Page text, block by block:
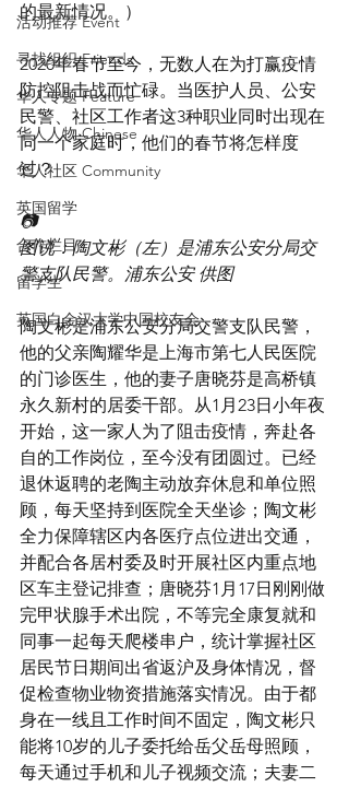
活动推荐 Event
寻找组织 Friends
华人专题 Feature
华人人物 Chinese
华人社区 Community
英国留学
合作栏目
留学生
英国白金汉大学中国校友会
的最新情况。）
2020年春节至今，无数人在为打赢疫情
防控阻击战而忙碌。当医护人员、公安
民警、社区工作者这3种职业同时出现在
同一个家庭时，他们的春节将怎样度
过？
📷
图说：陶文彬（左）是浦东公安分局交
警支队民警。浦东公安 供图
陶文彬是浦东公安分局交警支队民警，
他的父亲陶耀华是上海市第七人民医院
的门诊医生，他的妻子唐晓芬是高桥镇
永久新村的居委干部。从1月23日小年夜
开始，这一家人为了阻击疫情，奔赴各
自的工作岗位，至今没有团圆过。已经
退休返聘的老陶主动放弃休息和单位照
顾，每天坚持到医院全天坐诊；陶文彬
全力保障辖区内各医疗点位进出交通，
并配合各居村委及时开展社区内重点地
区车主登记排查；唐晓芬1月17日刚刚做
完甲状腺手术出院，不等完全康复就和
同事一起每天爬楼串户，统计掌握社区
居民节日期间出省返沪及身体情况，督
促检查物业物资措施落实情况。由于都
身在一线且工作时间不固定，陶文彬只
能将10岁的儿子委托给岳父岳母照顾，
每天通过手机和儿子视频交流；夫妻二